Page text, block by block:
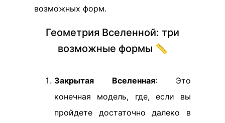
возможных форм.
Геометрия Вселенной: три
возможные формы 📏
Закрытая Вселенная: Это
конечная модель, где, если вы
пройдете достаточно далеко в